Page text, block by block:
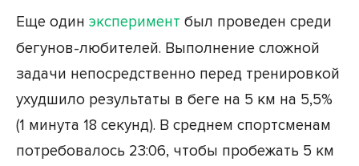
Еще один эксперимент был проведен среди
бегунов-любителей. Выполнение сложной
задачи непосредственно перед тренировкой
ухудшило результаты в беге на 5 км на 5,5%
(1 минута 18 секунд). В среднем спортсменам
потребовалось 23:06, чтобы пробежать 5 км